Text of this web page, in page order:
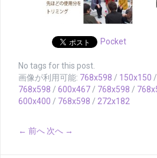
Pocket
No tags for this post.
画像が利用可能: 768x598 / 150x150 /
768x598 / 600x467 / 768x598 /
600x400 / 768x598 / 272x182
← 前へ 次へ →